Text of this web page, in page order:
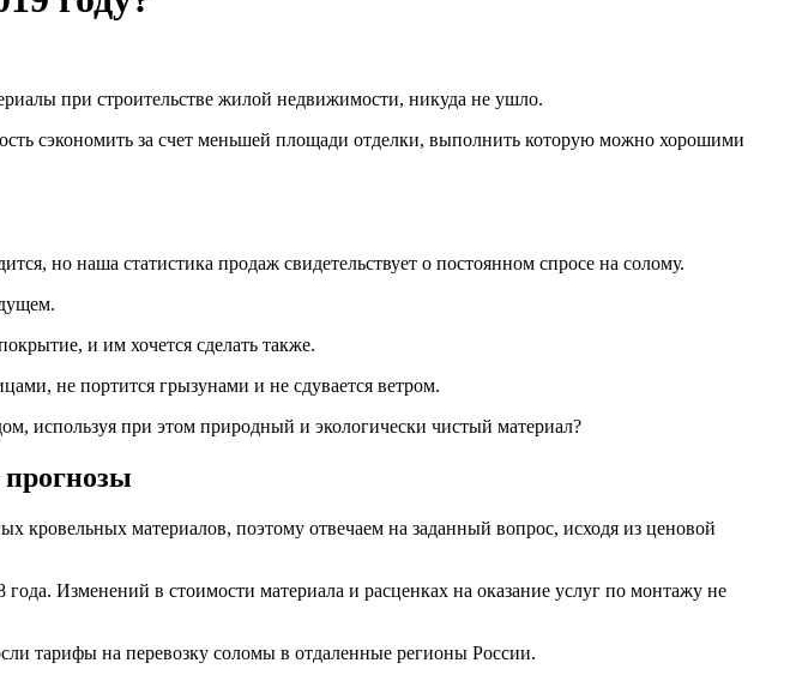
при строительстве жилой недвижимости, никуда не ушло.
сэкономить за счет меньшей площади отделки, выполнить которую можно хорошими
но наша статистика продаж свидетельствует о постоянном спросе на солому.
и им хочется сделать также.
не портится грызунами и не сдувается ветром.
используя при этом природный и экологически чистый материал?
кровельных материалов, поэтому отвечаем на заданный вопрос, исходя из ценовой
года. Изменений в стоимости материала и расценках на оказание услуг по монтажу не
тарифы на перевозку соломы в отдаленные регионы России.